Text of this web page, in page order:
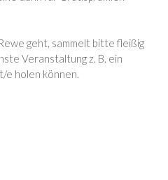
geht, sammelt bitte fleißig
Veranstaltung z. B. ein
holen können.